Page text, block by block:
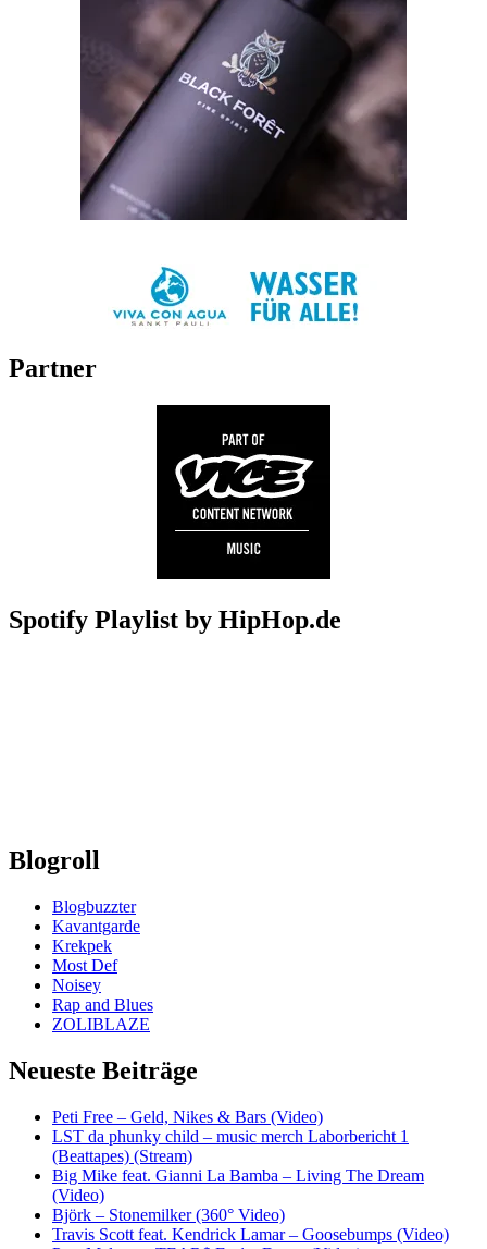
Partner
Spotify Playlist by HipHop.de
Blogroll
Blogbuzzter
Kavantgarde
Krekpek
Most Def
Noisey
Rap and Blues
ZOLIBLAZE
Neueste Beiträge
Peti Free – Geld, Nikes & Bars (Video)
LST da phunky child – music merch Laborbericht 1
(Beattapes) (Stream)
Big Mike feat. Gianni La Bamba – Living The Dream
(Video)
Björk – Stonemilker (360° Video)
Travis Scott feat. Kendrick Lamar – Goosebumps (Video)